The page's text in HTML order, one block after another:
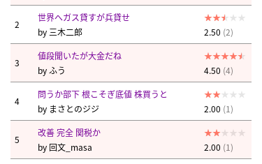
2
世界へガス貸すが兵貸せ
by 三木二郎 2.50 (2)
3
値段聞いたが大金だね
byふう 4.50 (4)
4
問うか部下 根こそぎ底値 株買うと
by まさとのジジ 2.00 (1)
5
改善 完全 関税か
by 回文_masa 2.00 (1)